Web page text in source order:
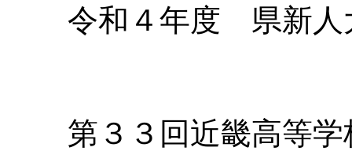
令和４年度 県新
第３３回近畿高等学